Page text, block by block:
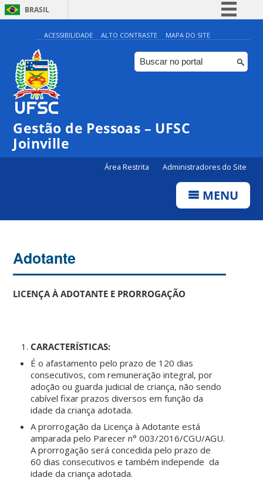
BRASIL
Simplifique!
Comunica BR
Participe
Canais
ACESSIBILIDADE ALTO CONTRASTE MAPA DO SITE
Gestão de Pessoas – UFSC
Joinville
Área Restrita Administradores do Site
MENU
Adotante
LICENÇA À ADOTANTE E PRORROGAÇÃO
CARACTERÍSTICAS:
É o afastamento pelo prazo de 120 dias
consecutivos, com remuneração integral, por
adoção ou guarda judicial de criança, não sendo
cabível fixar prazos diversos em função da
idade da criança adotada.
A prorrogação da Licença à Adotante está
amparada pelo Parecer n° 003/2016/CGU/AGU.
A prorrogação será concedida pelo prazo de
60 dias consecutivos e também independe da
idade da criança adotada.